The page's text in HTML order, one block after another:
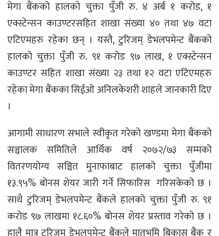
मेगा बैंकको हालको चुक्ता पुँजी रु. ४ अर्ब १ करोड, १
एक्स्टेन्सन काउण्टरसहित शाखा संख्या ४० तथा ४७ वटा
एटिएमहरु रहेका छन् । यस्तै, टुरिजम् डेभलपमेन्ट बैंकको
हालको चुक्ता पुँजी रु. ९१ करोड ९७ लाख, १ एक्स्टेन्सन
काउण्टर सहित शाखा संख्या २३ तथा १२ वटा एटिएमहरु
रहेका मेगा बैंकका सिईओ अनिलकेशरी शाहले जानकारी दिए
।
आगामी साधारण सभाले स्वीकृत गरेको खण्डमा मेगा बैंकको
सञ्चालक समितिले आर्थिक वर्ष २०७२/७३ सम्मको
वितरणयोग्य सञ्चित मुनाफाबाट हालको चुक्ता पुँजीमा
१३.९५% बोनस शेयर जारी गर्ने सिफारिस गरिसकेको छ ।
साथै टुरिजम् डेभलपमेन्ट बैंकले हालको चुक्ता पुँजी रु. ९१
करोड ९७ लाखमा १८.६०% बोनस शेयर प्रस्ताव गरेको छ ।